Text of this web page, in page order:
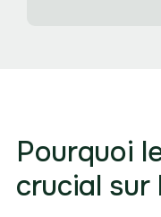
Pourquoi
crucial sur